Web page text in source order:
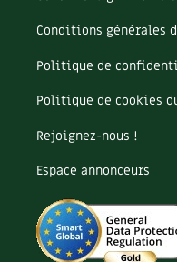
Purin
Recette
Récup'
Réparation
Reproduction
Restauration
Rocaille
Ronce (ou mûre de
Roquette
Conditions générales
Politique de
Politique de cookies
Rejoignez-nous !
Espace annonceurs